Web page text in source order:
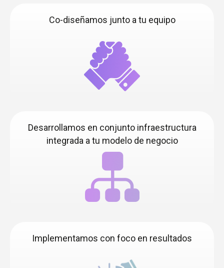
Co-diseñamos junto a tu equipo
Desarrollamos en conjunto infraestructura
integrada a tu modelo de negocio
Implementamos con foco en resultados